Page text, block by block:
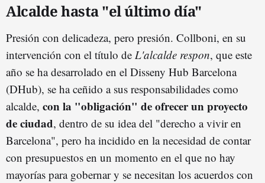
Alcalde hasta "el último día"
Presión con delicadeza, pero presión. Collboni, en su
intervención con el título de L'alcalde respon, que este
año se ha desarrolado en el Disseny Hub Barcelona
(DHub), se ha ceñido a sus responsabilidades como
alcalde, con la "obligación" de ofrecer un proyecto
de ciudad, dentro de su idea del "derecho a vivir en
Barcelona", pero ha incidido en la necesidad de contar
con presupuestos en un momento en el que no hay
mayorías para gobernar y se necesitan los acuerdos con